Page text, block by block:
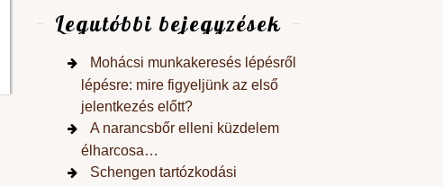
Legutóbbi bejegyzések
Mohácsi munkakeresés lépésről
lépésre: mire figyeljünk az első
jelentkezés előtt?
A narancsbőr elleni küzdelem
élharcosa…
Schengen tartózkodási